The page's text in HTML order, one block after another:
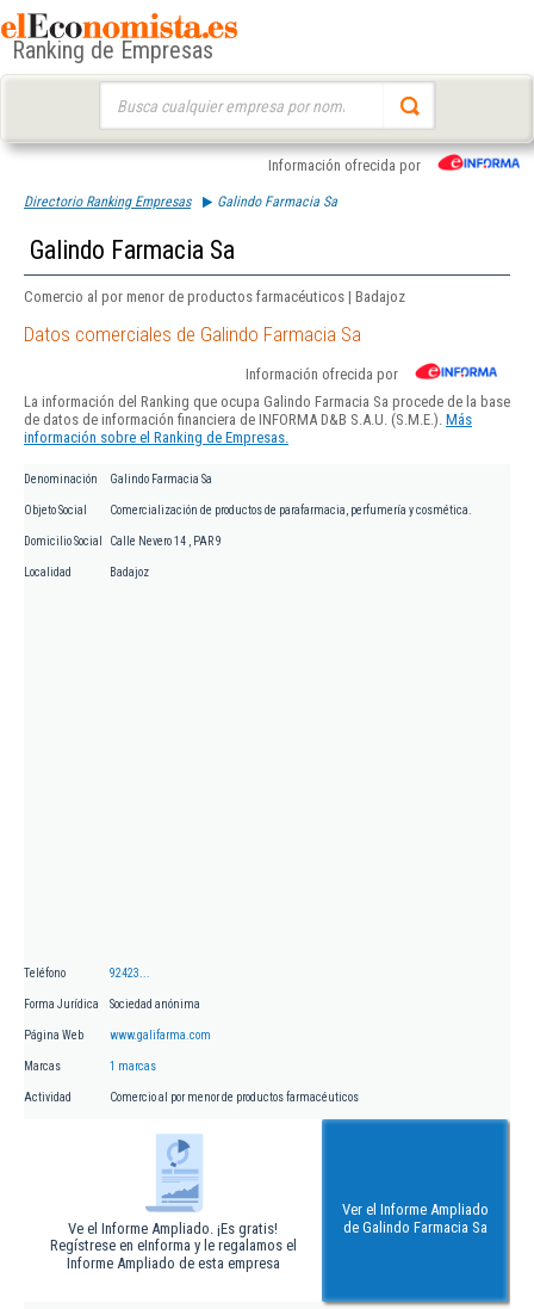
Ranking de Empresas
Información ofrecida por
Directorio Ranking Empresas Galindo Farmacia Sa
Galindo Farmacia Sa
Comercio al por menor de productos farmacéuticos | Badajoz
Datos comerciales de Galindo Farmacia Sa
Información ofrecida por
La información del Ranking que ocupa Galindo Farmacia Sa procede de la base
de datos de información financiera de INFORMA D&B S.A.U. (S.M.E.). Más
información sobre el Ranking de Empresas.
Denominación Galindo Farmacia Sa
Objeto Social Comercialización de productos de parafarmacia, perfumería y cosmética.
Domicilio Social Calle Nevero 14 , PAR 9
Localidad Badajoz
Teléfono 92423...
Forma Jurídica Sociedad anónima
Página Web www.galifarma.com
Marcas 1 marcas
Actividad Comercio al por menor de productos farmacéuticos
Ve el Informe Ampliado. ¡Es gratis!
Regístrese en eInforma y le regalamos el
Informe Ampliado de esta empresa
Ver el Informe Ampliado
de Galindo Farmacia Sa